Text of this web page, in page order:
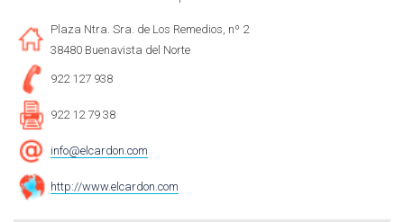
Plaza Ntra. Sra. de Los Remedios, nº 2
38480 Buenavista del Norte
922 127 938
922 12 79 38
info@elcardon.com
http://www.elcardon.com